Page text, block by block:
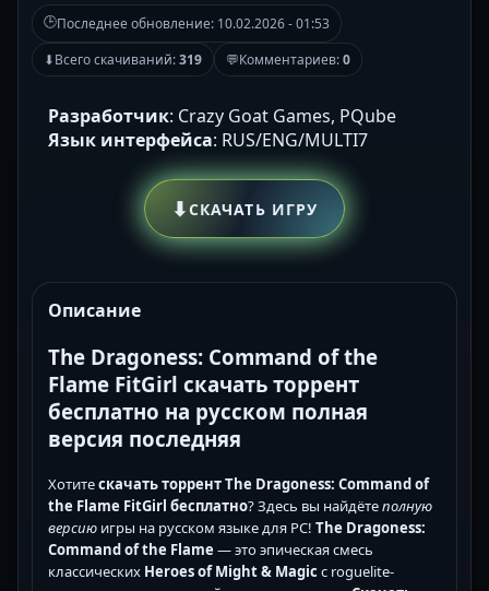
🕒Последнее обновление: 10.02.2026 - 01:53
⬇Всего скачиваний:319 💬Комментариев:0
Разработчик: Crazy Goat Games, PQube
Язык интерфейса: RUS/ENG/MULTI7
⬇СКАЧАТЬ ИГРУ
Описание
The Dragoness: Command of the
Flame FitGirl скачать торрент
бесплатно на русском полная
версия последняя
Хотитескачать торрент The Dragoness: Command of
the Flame FitGirl бесплатно? Здесь вы найдётеполную
версию игры на русском языке для PC! The Dragoness:
Command of the Flame — это эпическая смесь
классических Heroes of Might & Magicс roguelite-